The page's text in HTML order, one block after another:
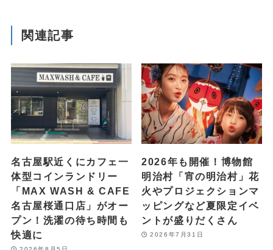
関連記事
名古屋駅近くにカフェ一
体型コインランドリー
「MAX WASH & CAFE
名古屋桜通口店」がオー
プン！洗濯の待ち時間も
快適に
2026年も開催！博物館
明治村「宵の明治村」花
火やプロジェクションマ
ッピングなど夏限定イベ
ントが盛りだくさん
2026年7月31日